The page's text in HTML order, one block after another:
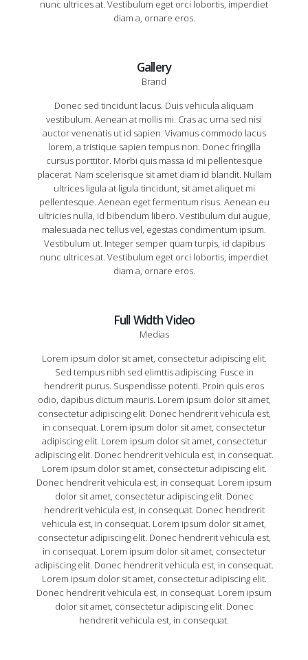
nunc ultrices at. Vestibulum eget orci lobortis, imperdiet
diam a, ornare eros.
Gallery
Brand
Donec sed tincidunt lacus. Duis vehicula aliquam
vestibulum. Aenean at mollis mi. Cras ac urna sed nisi
auctor venenatis ut id sapien. Vivamus commodo lacus
lorem, a tristique sapien tempus non. Donec fringilla
cursus porttitor. Morbi quis massa id mi pellentesque
placerat. Nam scelerisque sit amet diam id blandit. Nullam
ultrices ligula at ligula tincidunt, sit amet aliquet mi
pellentesque. Aenean eget fermentum risus. Aenean eu
ultricies nulla, id bibendum libero. Vestibulum dui augue,
malesuada nec tellus vel, egestas condimentum ipsum.
Vestibulum ut. Integer semper quam turpis, id dapibus
nunc ultrices at. Vestibulum eget orci lobortis, imperdiet
diam a, ornare eros.
Full Width Video
Medias
Lorem ipsum dolor sit amet, consectetur adipiscing elit.
Sed tempus nibh sed elimttis adipiscing. Fusce in
hendrerit purus. Suspendisse potenti. Proin quis eros
odio, dapibus dictum mauris. Lorem ipsum dolor sit amet,
consectetur adipiscing elit. Donec hendrerit vehicula est,
in consequat. Lorem ipsum dolor sit amet, consectetur
adipiscing elit. Lorem ipsum dolor sit amet, consectetur
adipiscing elit. Donec hendrerit vehicula est, in consequat.
Lorem ipsum dolor sit amet, consectetur adipiscing elit.
Donec hendrerit vehicula est, in consequat. Lorem ipsum
dolor sit amet, consectetur adipiscing elit. Donec
hendrerit vehicula est, in consequat. Donec hendrerit
vehicula est, in consequat. Lorem ipsum dolor sit amet,
consectetur adipiscing elit. Donec hendrerit vehicula est,
in consequat. Lorem ipsum dolor sit amet, consectetur
adipiscing elit. Donec hendrerit vehicula est, in consequat.
Lorem ipsum dolor sit amet, consectetur adipiscing elit.
Donec hendrerit vehicula est, in consequat. Lorem ipsum
dolor sit amet, consectetur adipiscing elit. Donec
hendrerit vehicula est, in consequat.